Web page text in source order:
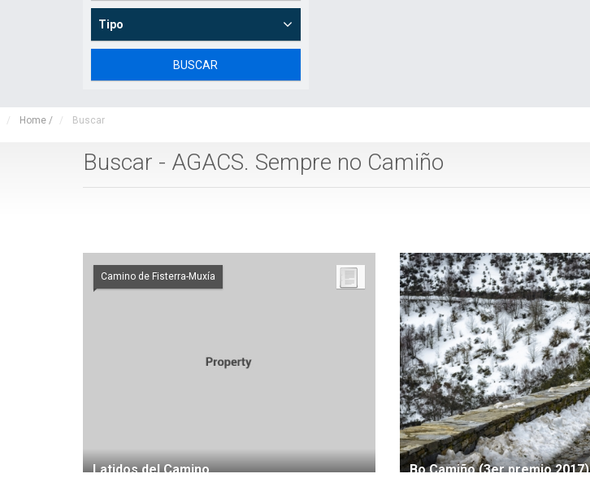
Home / Buscar
Tipo
Buscar - AGACS. Sempre no Camiño
Camino de Fisterra-Muxía
Latidos del Camino Bo Camiño (3er premio 2017)